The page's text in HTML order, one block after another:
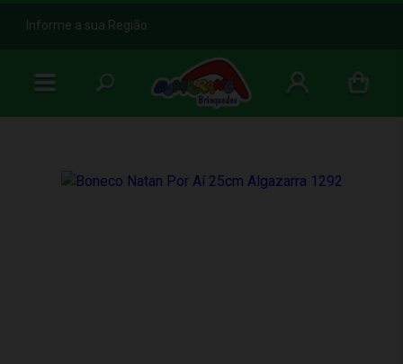
b
Informe a sua Região